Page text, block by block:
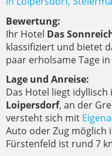
Bewertung:
Ihr Hotel Das
klassifiziert und bietet
paar erholsame Tage
Lage und Anreise:
Das Hotel liegt idyllisch
Loipersdorf, an der
versteht sich mit
Auto oder Zug möglich
Fürstenfeld ist rund 7